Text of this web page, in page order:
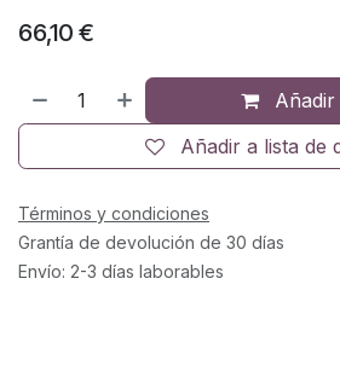
66,10 €
Añadir
Añadir a lista de
Términos y condiciones
Grantía de devolución de 30 días
Envío: 2-3 días laborables